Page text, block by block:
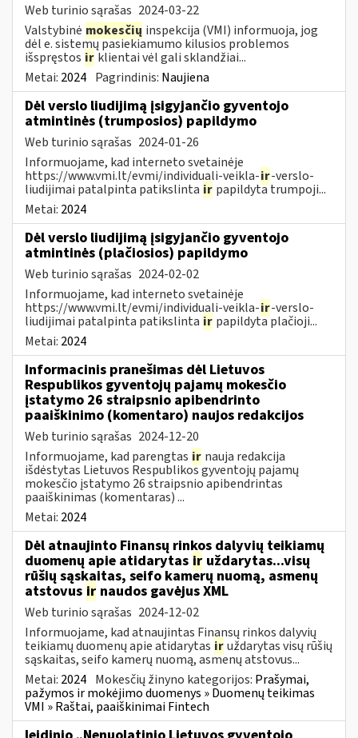
Web turinio sąrašas 2024-03-22
Valstybinė mokesčių inspekcija (VMI) informuoja, jog
dėl e. sistemų pasiekiamumo kilusios problemos
išspręstos ir klientai vėl gali sklandžiai...
Metai: 2024 Pagrindinis: Naujiena
Dėl verslo liudijimą įsigyjančio gyventojo
atmintinės (trumposios) papildymo
Web turinio sąrašas 2024-01-26
Informuojame, kad interneto svetainėje
https://www.vmi.lt/evmi/individuali-veikla-ir-verslo-
liudijimai patalpinta patikslinta ir papildyta trumpoji...
Metai: 2024
Dėl verslo liudijimą įsigyjančio gyventojo
atmintinės (plačiosios) papildymo
Web turinio sąrašas 2024-02-02
Informuojame, kad interneto svetainėje
https://www.vmi.lt/evmi/individuali-veikla-ir-verslo-
liudijimai patalpinta patikslinta ir papildyta plačioji...
Metai: 2024
Informacinis pranešimas dėl Lietuvos
Respublikos gyventojų pajamų mokesčio
įstatymo 26 straipsnio apibendrinto
paaiškinimo (komentaro) naujos redakcijos
Web turinio sąrašas 2024-12-20
Informuojame, kad parengtas ir nauja redakcija
išdėstytas Lietuvos Respublikos gyventojų pajamų
mokesčio įstatymo 26 straipsnio apibendrintas
paaiškinimas (komentaras) ...
Metai: 2024
Dėl atnaujinto Finansų rinkos dalyvių teikiamų
duomenų apie atidarytas ir uždarytas...visų
rūšių sąskaitas, seifo kamerų nuomą, asmenų
atstovus ir naudos gavėjus XML
Web turinio sąrašas 2024-12-02
Informuojame, kad atnaujintas Finansų rinkos dalyvių
teikiamų duomenų apie atidarytas iruždarytas visų rūšių
sąskaitas, seifo kamerų nuomą, asmenų atstovus...
Metai: 2024 Mokesčių žinyno kategorijos: Prašymai,
pažymos ir mokėjimo duomenys » Duomenų teikimas
VMI » Raštai, paaiškinimai Fintech